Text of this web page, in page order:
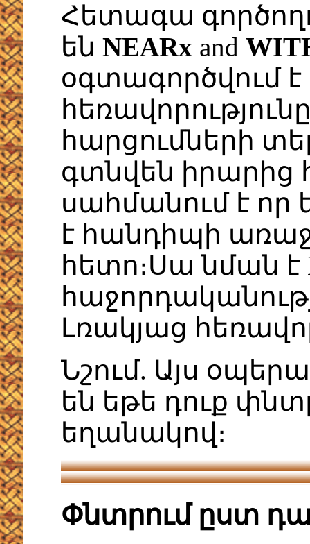
Հետագա
են NEARx and
օգտագործվում է
հարցումների
գտնվեն իրարից
սահմանում է որ
է հանդիպի
հետո։Սա նման է
Լռակյաց
Նշում. Այս
են եթե դուք
եղանակով։
Փնտրում ըստ